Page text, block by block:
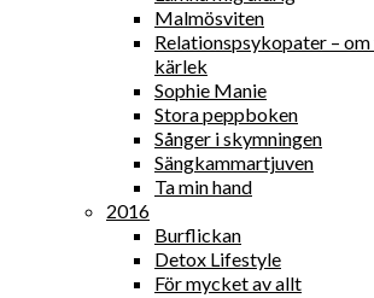
Malmösviten
Relationspsykopater –
kärlek
Sophie Manie
Stora peppboken
Sånger i skymningen
Sängkammartjuven
Ta min hand
2016
Burflickan
Detox Lifestyle
För mycket av allt